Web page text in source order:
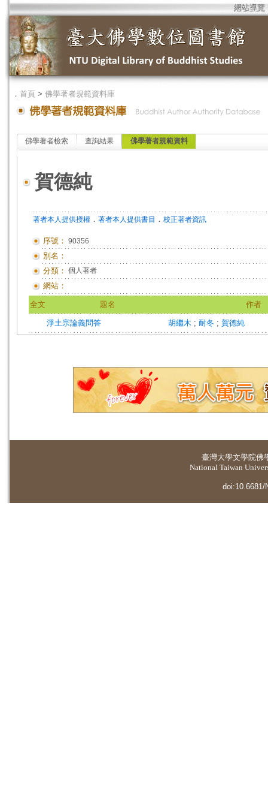
網站導覽
． 首頁 > 佛學著者規範資料庫
佛學著者檢索 查詢結果 佛學著者規範資料
賀德純
著者本人提供授權 ． 著者本人提供書目 ． 校正著者資訊
序號： 90356
別名：
分類： 個人著者
網站：
全文 題名 作者
淨土宗論義問答 胡繼木 ; 耐冬 ; 賀德純
臺灣大學文學院佛
National Taiwan
doi:10.6681/